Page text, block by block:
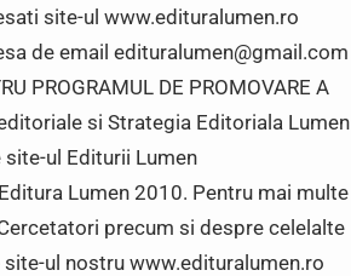
site-ul www.edituralumen.ro
de email edituralumen@gmail.com
PROGRAMUL DE PROMOVARE A
si Strategia Editoriala Lumen
ul Editurii Lumen
Lumen 2010. Pentru mai multe
precum si despre celelalte
ul nostru www.edituralumen.ro